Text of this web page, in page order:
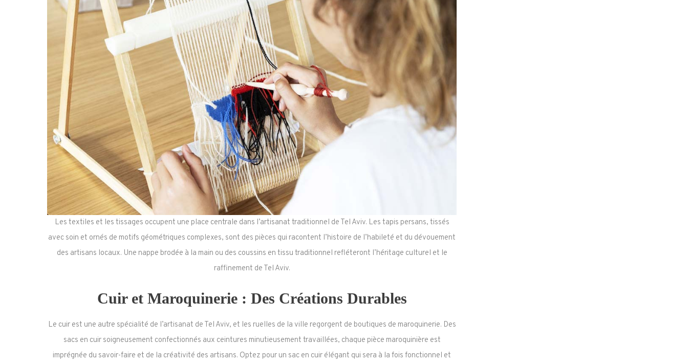
Les textiles et les tissages occupent une place centrale dans l’artisanat traditionnel de Tel Aviv. Les tapis persans, tissés
avec soin et ornés de motifs géométriques complexes, sont des pièces qui racontent l’histoire de l’habileté et du dévouement
des artisans locaux. Une nappe brodée à la main ou des coussins en tissu traditionnel refléteront l’héritage culturel et le
raffinement de Tel Aviv.
Cuir et Maroquinerie : Des Créations Durables
Le cuir est une autre spécialité de l’artisanat de Tel Aviv, et les ruelles de la ville regorgent de boutiques de maroquinerie. Des
sacs en cuir soigneusement confectionnés aux ceintures minutieusement travaillées, chaque pièce maroquinière est
imprégnée du savoir-faire et de la créativité des artisans. Optez pour un sac en cuir élégant qui sera à la fois fonctionnel et